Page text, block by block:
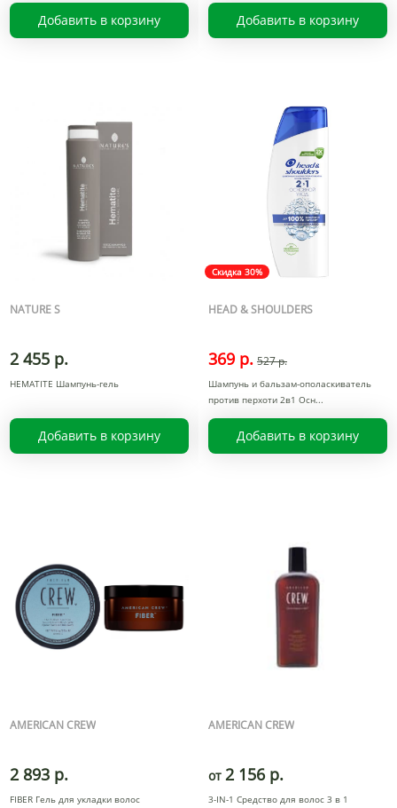
Добавить в корзину Добавить в корзину
NATURE S
2 455 р.
HEMATITE Шампунь-гель
Добавить в корзину
Скидка 30%
HEAD & SHOULDERS
369 р. 527 р.
Шампунь и бальзам-ополаскиватель
против перхоти 2в1 Осн
Добавить в корзину
AMERICAN CREW
2 893 р.
FIBER Гель для укладки волос
AMERICAN CREW
от 2 156 р.
3-IN-1 Средство для волос 3 в 1